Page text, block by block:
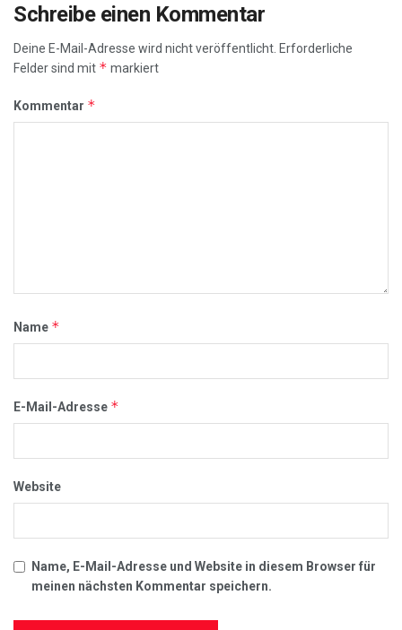
Schreibe einen Kommentar
Deine E-Mail-Adresse wird nicht veröffentlicht. Erforderliche
Felder sind mit * markiert
Kommentar *
Name *
E-Mail-Adresse *
Website
Name, E-Mail-Adresse und Website in diesem Browser für
meinen nächsten Kommentar speichern.